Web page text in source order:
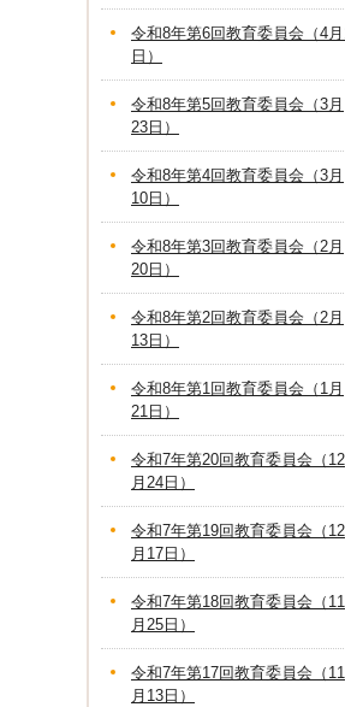
令和8年第6回教育委員会（4
日）
令和8年第5回教育委員会（3月
23日）
令和8年第4回教育委員会（3月
10日）
令和8年第3回教育委員会（2月
20日）
令和8年第2回教育委員会（2月
13日）
令和8年第1回教育委員会（1月
21日）
令和7年第20回教育委員会（12
月24日）
令和7年第19回教育委員会（12
月17日）
令和7年第18回教育委員会（11
月25日）
令和7年第17回教育委員会（11
月13日）